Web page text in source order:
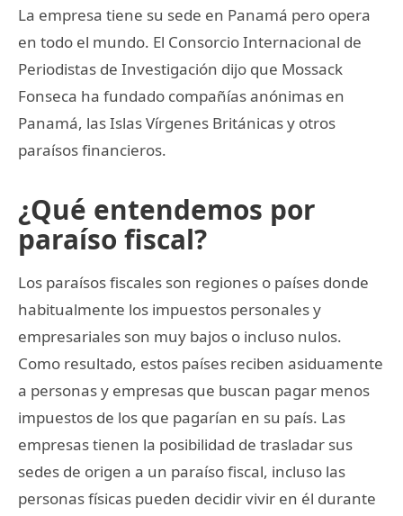
La empresa tiene su sede en Panamá pero opera
en todo el mundo. El Consorcio Internacional de
Periodistas de Investigación dijo que Mossack
Fonseca ha fundado compañías anónimas en
Panamá, las Islas Vírgenes Británicas y otros
paraísos financieros.
¿Qué entendemos por
paraíso fiscal?
Los paraísos fiscales son regiones o países donde
habitualmente los impuestos personales y
empresariales son muy bajos o incluso nulos.
Como resultado, estos países reciben asiduamente
a personas y empresas que buscan pagar menos
impuestos de los que pagarían en su país. Las
empresas tienen la posibilidad de trasladar sus
sedes de origen a un paraíso fiscal, incluso las
personas físicas pueden decidir vivir en él durante